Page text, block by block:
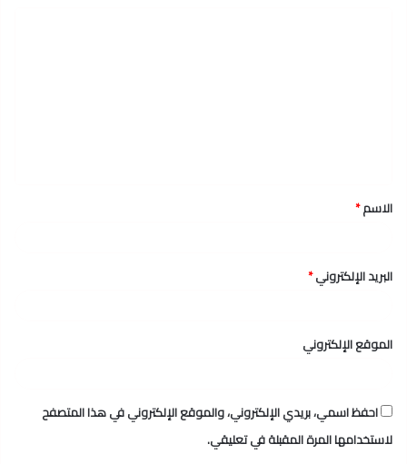
*
الاسم*
البريد الإلكتروني*
الموقع الإلكتروني
احفظ اسمي، بريدي الإلكتروني، والموقع الإلكتروني في هذا المتصفح
لاستخدامها المرة المقبلة في تعليقي.